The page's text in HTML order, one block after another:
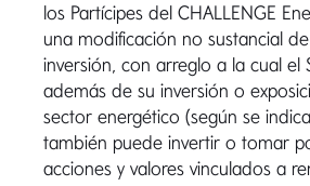
los Partícipes del CHALLENGE
una modificación no sustancial
inversión, con arreglo a la cual el
además de su inversión o
sector energético (según se
también puede invertir o tomar
acciones y valores vinculados a